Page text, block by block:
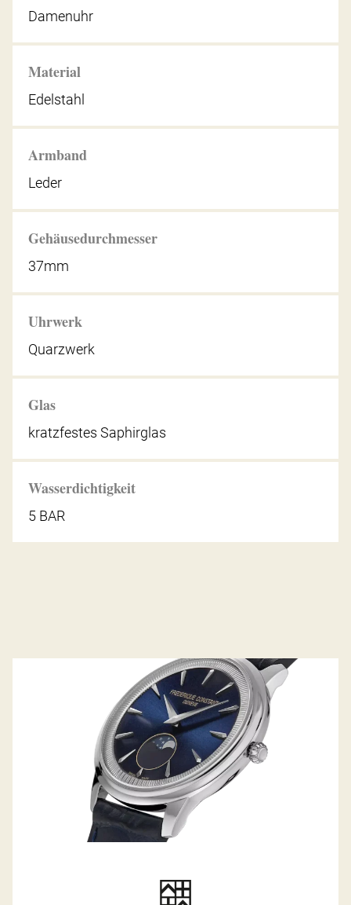
Damenuhr
Material
Edelstahl
Armband
Leder
Gehäusedurchmesser
37mm
Uhrwerk
Quarzwerk
Glas
kratzfestes Saphirglas
Wasserdichtigkeit
5 BAR